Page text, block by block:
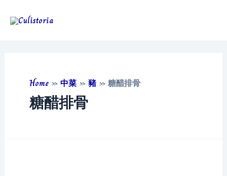
Home »中菜 »豬 »糖醋排骨
糖醋排骨